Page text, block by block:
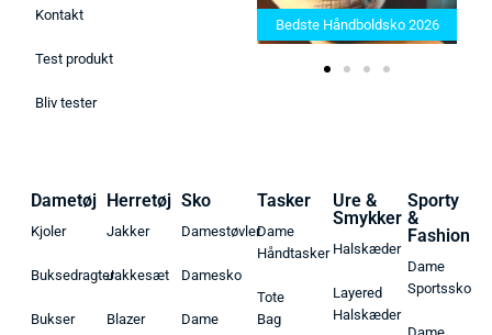
Kontakt
Test produkt
Bliv tester
Bedste Saunatæppe 2025 –
Find de bedste produkter her!
Bedste Håndboldsko 2026
Dametøj
Kjoler
Buksedragter
Bukser
Herretøj
Jakker
Jakkesæt
Blazer
Sko
Damestøvler
Damesko
Dame
Tasker
Dame
Håndtasker
Tote
Bag
Ure &
Smykker
Halskæder
Layered
Halskæder
Sporty
&
Fashion
Dame
Sportssko